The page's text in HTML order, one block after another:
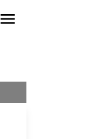
menu